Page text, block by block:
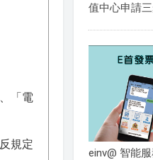
「電
規定
值中心申請
einv@ 智能